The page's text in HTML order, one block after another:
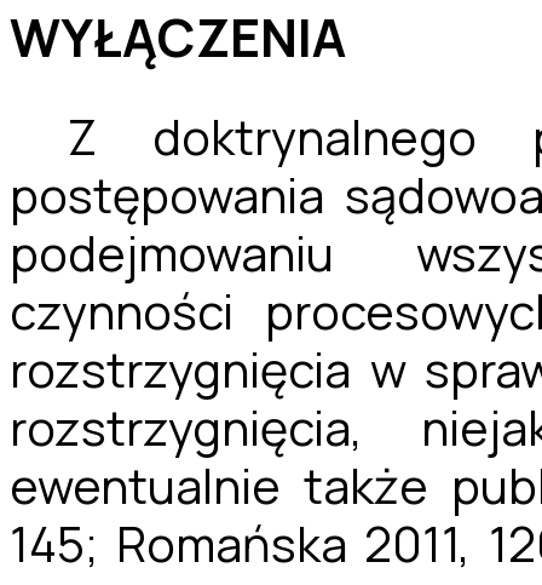
WYŁĄCZENIA
Z doktrynalnego
postępowania
podejmowaniu
czynności
rozstrzygnięcia w
rozstrzygnięcia,
ewentualnie także
145; Romańska 2011,